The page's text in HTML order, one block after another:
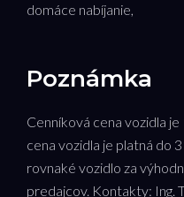
domáce nabíjanie,
Poznámka
Cenníková cena vozidla
cena vozidla je platná do
rovnaké vozidlo za
predajcov. Kontakty: Ing.